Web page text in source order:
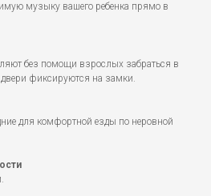
музыку вашего ребенка прямо в
без помощи взрослых забраться в
фиксируются на замки.
для комфортной езды по неровной